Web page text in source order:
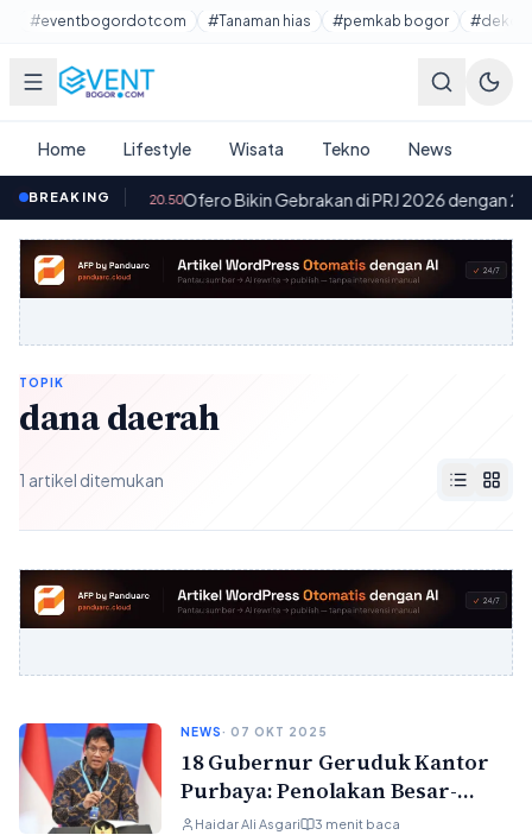
Lewati ke konten utama
#eventbogordotcom #Tanaman hias #pemkab bogor
Home Lifestyle Wisata Tekno News
BREAKING
9 Gratis· Ofero Bikin Gebrakan di PRJ 2026 dengan 2
TOPIK
dana daerah
1 artikel ditemukan
NEWS· 07 OKT 2025
18 Gubernur Geruduk Kantor
Purbaya: Penolakan Besar-
Besaran Pemotongan TKD
Haidar Ali Asgari 3 menit baca